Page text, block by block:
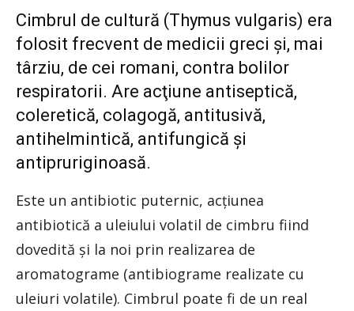
Cimbrul de cultură (Thymus vulgaris) era
folosit frecvent de medicii greci şi, mai
târziu, de cei romani, contra bolilor
respiratorii. Are acţiune antiseptică,
coleretică, colagogă, antitusivă,
antihelmintică, antifungică şi
antipruriginoasă.
Este un antibiotic puternic, acţiunea
antibiotică a uleiului volatil de cimbru fiind
dovedită şi la noi prin realizarea de
aromatograme (antibiograme realizate cu
uleiuri volatile). Cimbrul poate fi de un real